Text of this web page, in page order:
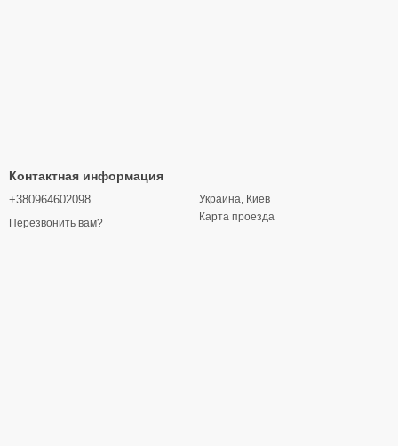
Контактная информация
+380964602098
Перезвонить вам?
Украина, Киев
Карта проезда